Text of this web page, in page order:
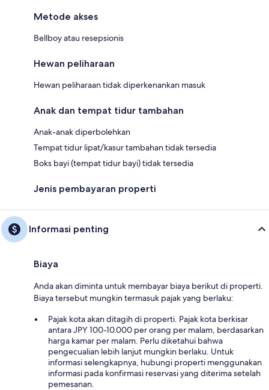
Metode akses
Bellboy atau resepsionis
Hewan peliharaan
Hewan peliharaan tidak diperkenankan masuk
Anak dan tempat tidur tambahan
Anak-anak diperbolehkan
Tempat tidur lipat/kasur tambahan tidak tersedia
Boks bayi (tempat tidur bayi) tidak tersedia
Jenis pembayaran properti
Informasi penting
Biaya
Anda akan diminta untuk membayar biaya berikut di properti.
Biaya tersebut mungkin termasuk pajak yang berlaku:
Pajak kota akan ditagih di properti. Pajak kota berkisar
antara JPY 100-10.000 per orang per malam, berdasarkan
harga kamar per malam. Perlu diketahui bahwa
pengecualian lebih lanjut mungkin berlaku. Untuk
informasi selengkapnya, hubungi properti menggunakan
informasi pada konfirmasi reservasi yang diterima setelah
pemesanan.